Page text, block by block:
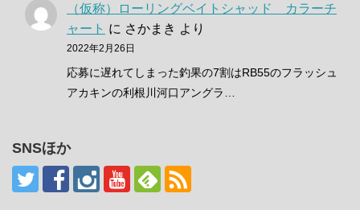
（仮称）ローリングベイトシャッド カラーチ
ャート に さかまき より
2022年2月26日
応募に遅れてしまった釣果の7割はRB55のフラッシュ
アカキンの利根川河口アングラ…
SNSほか